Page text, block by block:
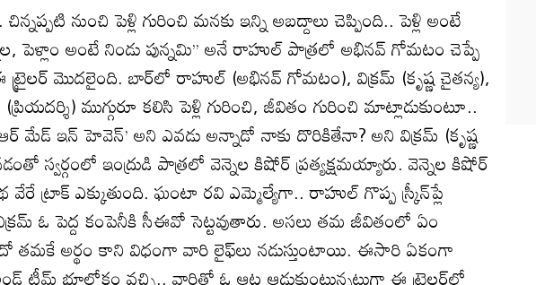
చిన్నప్పటి నుంచి పెళ్లి గురించి మనకు ఇన్ని అబద్దాలు చెప్పింది.. పెళ్లి అంటే
పెళ్లాం అంటే నిండు పున్నమి’’ అనే రాహుల్ పాత్రలో అభినవ్ గోమటం చెప్పే
మొదలైంది. బార్‌లో రాహుల్ (అభినవ్ గోమటం), విక్రమ్ (కృష్ణ చైతన్య),
ముగ్గురూ కలిసి పెళ్లి గురించి, జీవితం గురించి మాట్లాడుకుంటూ..
మేడ్ ఇన్ హెవెన్’ అని ఎవడు అన్నాడో నాకు దొరికితేనా? అని విక్రమ్ (కృష్ణ
స్వర్గంలో ఇంద్రుడి పాత్రలో వెన్నెల కిషోర్ ప్రత్యక్షమయ్యారు. వెన్నెల కిషోర్
వేరే ట్రాక్ ఎక్కుతుంది. ఘంటా రవి ఎమ్మెల్యేగా.. రాహుల్ గొప్ప స్క్రీన్‌ప్లే
ఓ పెద్ద కంపెనీకి సీఈవో సెట్టవుతారు. అసలు తమ జీవితంలో ఏం
తమకే అర్థం కాని విధంగా వారి లైఫ్‌లు నడుస్తుంటాయి. ఈసారి ఏకంగా
టీమ్ భూలోకం వచ్చి.. వారితో ఓ ఆట ఆడుకుంటున్నట్లుగా ఈ ట్రైలర్‌లో